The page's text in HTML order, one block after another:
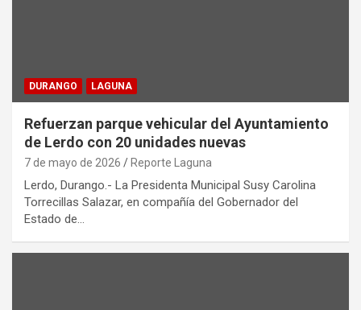
DURANGO LAGUNA
Refuerzan parque vehicular del Ayuntamiento
de Lerdo con 20 unidades nuevas
7 de mayo de 2026 Reporte Laguna
Lerdo, Durango.- La Presidenta Municipal Susy Carolina
Torrecillas Salazar, en compañía del Gobernador del
Estado de…